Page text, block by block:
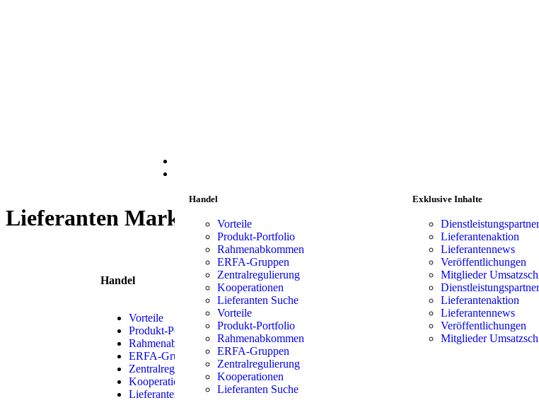
Handel
Vorteile
Produkt-Portfolio
Rahmenabkommen
ERFA-Gruppen
Zentralregulierung
Kooperationen
Lieferanten Suche
Vorteile
Produkt-Portfolio
Rahmenabkommen
ERFA-Gruppen
Zentralregulierung
Kooperationen
Lieferanten Suche
Exklusive Inhalte
Lieferantenaktion
Lieferantennews
Veröffentlichungen
Mitglieder
Lieferantenaktion
Lieferantennews
Veröffentlichungen
Mitglieder
Lieferanten Marken: Dino World
Handel
Vorteile
Produkt-Portfolio
Rahmenabkommen
ERFA-Gruppen
Zentralregulierung
Kooperationen
Lieferanten Suche
Lieferanten
Team